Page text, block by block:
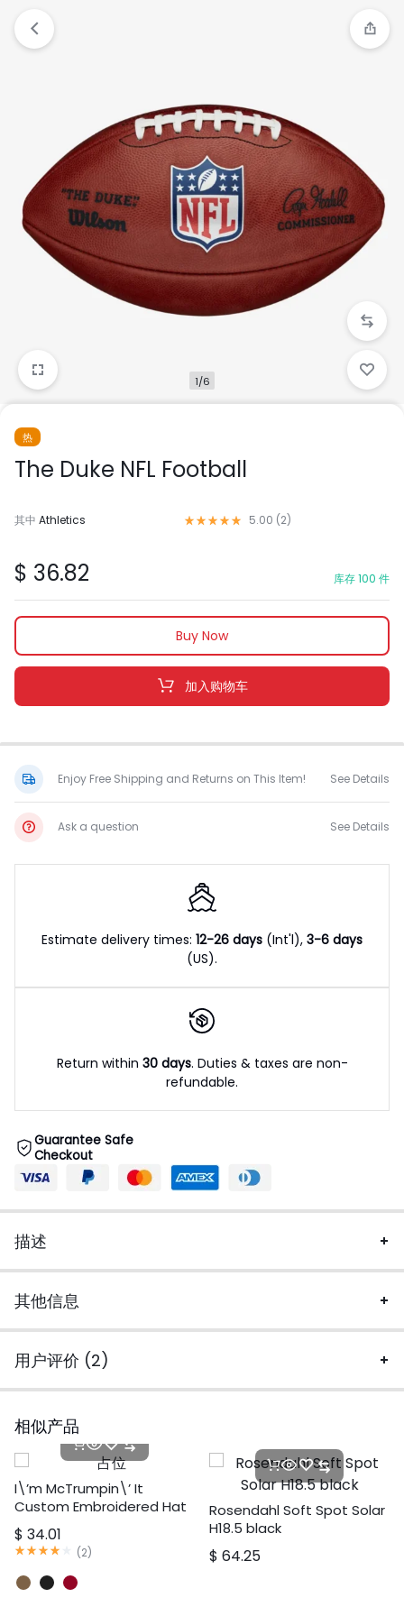
1/6
热
The Duke NFL Football
其中 Athletics 评级5.00/ 5，已有1位客户进行了评价
5.00 (2)
$ 36.82 库存 100 件
加入购物车
Buy Now
Enjoy Free Shipping and Returns on This Item! See Details
Ask a question See Details
Estimate delivery times: 12-26 days (Int'l), 3-6 days
(US).
Return within 30 days. Duties & taxes are non-
refundable.
Guarantee Safe
Checkout
描述
其他信息
用户评价 (2)
相似产品
I\’m McTrumpin\’ It
Custom Embroidered Hat
$ 34.01
评分4.00 满分5分
(2)
Rosendahl Soft Spot Solar
H18.5 black
$ 64.25